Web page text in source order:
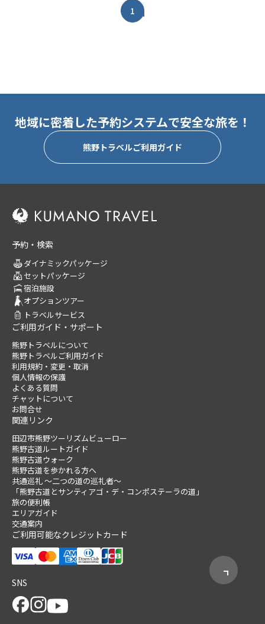
1
地域に密着した予約システムで安全な旅を！
熊野トラベルご利用ガイド
予約・検索
ダイナミックパッケージ
セットパッケージ
宿泊施設
オプションツアー
トラベルサービス
ご利用ガイド・サポート
熊野トラベルについて
熊野トラベルご利用ガイド
利用規約・変更・取消
個人情報の保護
よくある質問
チャットについて
お問合せ
関連リンク
田辺市熊野ツーリズムビューロー
熊野古道ルートガイド
熊野古道ウォーク
熊野古道を歩かれる方へ
共通巡礼 ～二つの道の巡礼者～
「熊野古道とサンティアゴ・デ・コンポステーラの道」
旅の便利帳
エリアガイド
交通案内
ご利用可能なクレジットカード
SNS